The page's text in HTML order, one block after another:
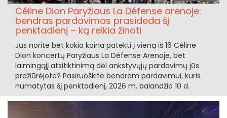
Céline Dion Paryžiaus La Défense arenoje:
bendras pardavimas prasideda šį
penktadienį – ką reikia žinoti
Jūs norite bet kokia kaina patekti į vieną iš 16 Céline
Dion koncertų Paryžiaus La Défense Arenoje, bet
laimingąjį atsitiktinimą dėl ankstyvųjų pardavimų jūs
pražiūrėjote? Pasiruoškite bendram pardavimui, kuris
numatytas šį penktadienį, 2026 m. balandžio 10 d.